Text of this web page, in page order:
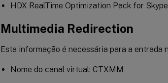
HDX RealTime Optimization Pack for
Multimedia Redirection
Esta informação é necessária para a entrada
Nome do canal virtual: CTXMM